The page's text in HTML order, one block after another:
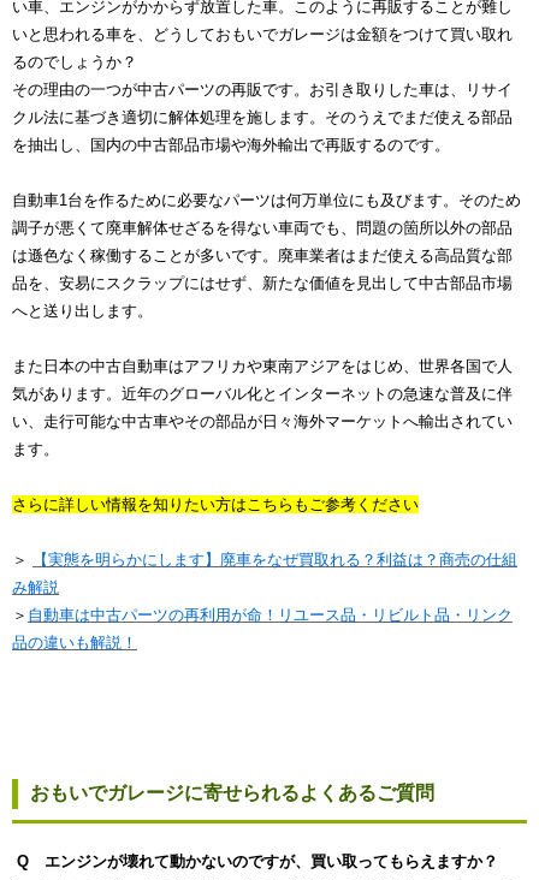
い車、エンジンがかからず放置した車。このように再販することが難し
いと思われる車を、どうしておもいでガレージは金額をつけて買い取れ
るのでしょうか？
その理由の一つが中古パーツの再販です。お引き取りした車は、リサイ
クル法に基づき適切に解体処理を施します。そのうえでまだ使える部品
を抽出し、国内の中古部品市場や海外輸出で再販するのです。
自動車1台を作るために必要なパーツは何万単位にも及びます。そのため
調子が悪くて廃車解体せざるを得ない車両でも、問題の箇所以外の部品
は遜色なく稼働することが多いです。廃車業者はまだ使える高品質な部
品を、安易にスクラップにはせず、新たな価値を見出して中古部品市場
へと送り出します。
また日本の中古自動車はアフリカや東南アジアをはじめ、世界各国で人
気があります。近年のグローバル化とインターネットの急速な普及に伴
い、走行可能な中古車やその部品が日々海外マーケットへ輸出されてい
ます。
さらに詳しい情報を知りたい方はこちらもご参考ください
＞
【実態を明らかにします】廃車をなぜ買取れる？利益は？商売の仕組
み解説
＞ 自動車は中古パーツの再利用が命！リユース品・リビルト品・リンク
品の違いも解説！
おもいでガレージに寄せられるよくあるご質問
Q エンジンが壊れて動かないのですが、買い取ってもらえますか？